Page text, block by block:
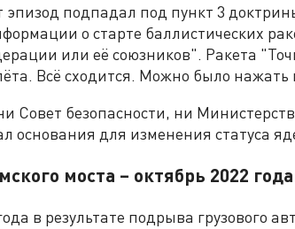
эпизод подпадал под пункт 3
о старте баллистических
или её союзников". Ракета
Всё сходится. Можно было нажать
Совет безопасности, ни
основания для изменения статуса
моста – октябрь 2022 года
в результате подрыва грузового